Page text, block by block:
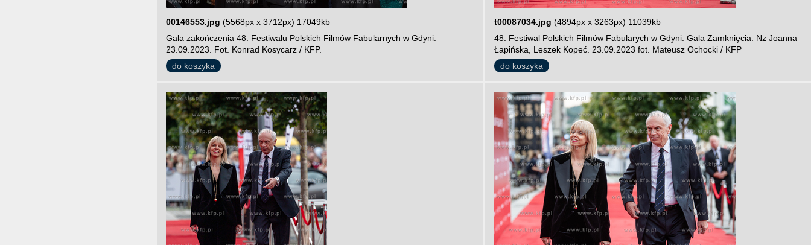
00146553.jpg (5568px x 3712px) 17049kb
Gala zakończenia 48. Festiwalu Polskich Filmów Fabularnych w Gdyni.
23.09.2023. Fot. Konrad Kosycarz / KFP.
do koszyka
t00087034.jpg (4894px x 3263px) 11039kb
48. Festiwal Polskich Filmów Fabularych w Gdyni. Gala Zamknięcia. Nz Joanna
Łapińska, Leszek Kopeć. 23.09.2023 fot. Mateusz Ochocki / KFP
do koszyka